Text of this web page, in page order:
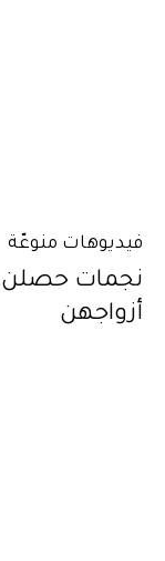
فيديوهات منوعّة
نجمات حصلن
أزواجهن